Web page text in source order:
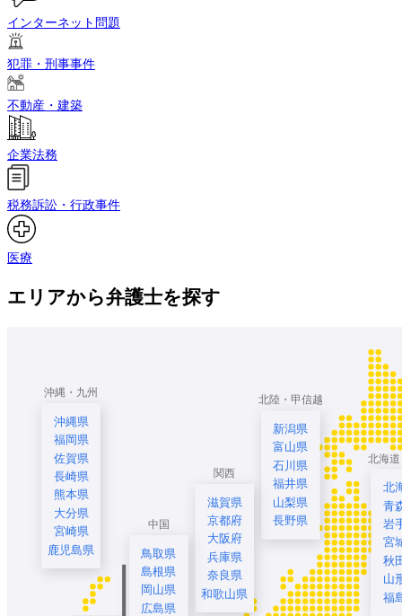
インターネット問題
犯罪・刑事事件
不動産・建築
企業法務
税務訴訟・行政事件
医療
エリアから弁護士を探す
北陸・甲信越
新潟県
富山県
石川県
福井県
山梨県
長野県
北海
北
青
岩
宮
秋
山
福
関西
滋賀県
京都府
大阪府
兵庫県
奈良県
和歌山県
中国
鳥取県
島根県
岡山県
広島県
沖縄・九州
沖縄県
福岡県
佐賀県
長崎県
熊本県
大分県
宮崎県
鹿児島県